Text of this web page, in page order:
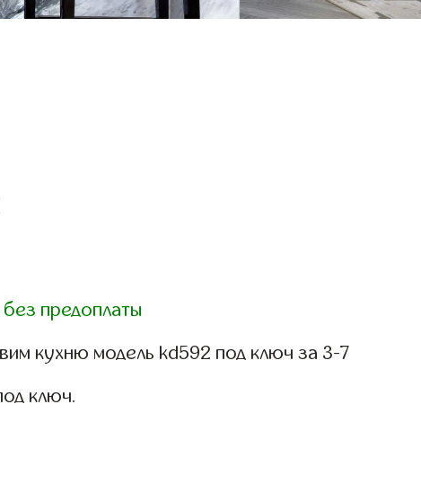
предоплаты
кухню модель kd592 под ключ за 3-7
ключ.